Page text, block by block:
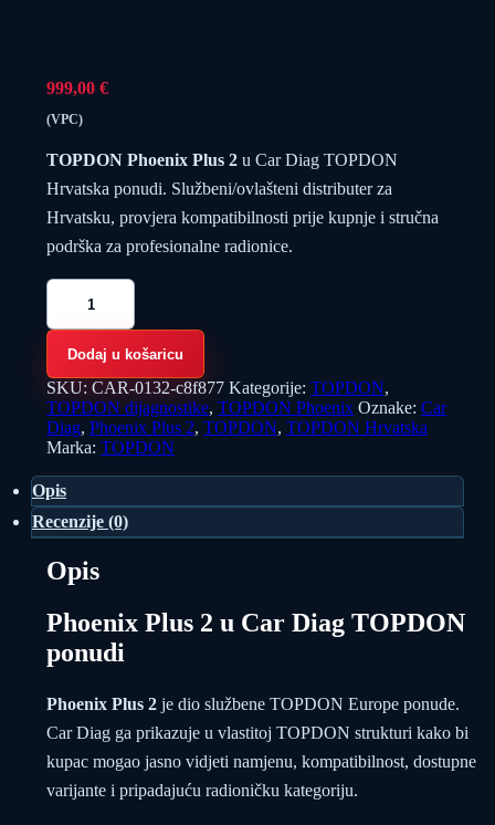
999,00 €
(VPC)
TOPDON Phoenix Plus 2 u Car Diag TOPDON
Hrvatska ponudi. Službeni/ovlašteni distributer za
Hrvatsku, provjera kompatibilnosti prije kupnje i stručna
podrška za profesionalne radionice.
TOPDON
Phoenix
Plus
Dodaj u košaricu
SKU: CAR-0132-c8f877 Kategorije: TOPDON,
TOPDON dijagnostike, TOPDON Phoenix Oznake: Car
Diag, Phoenix Plus 2, TOPDON, TOPDON Hrvatska
Marka: TOPDON
Opis
Recenzije (0)
Opis
Phoenix Plus 2 u Car Diag TOPDON
ponudi
Phoenix Plus 2 je dio službene TOPDON Europe ponude.
Car Diag ga prikazuje u vlastitoj TOPDON strukturi kako bi
kupac mogao jasno vidjeti namjenu, kompatibilnost, dostupne
varijante i pripadajuću radioničku kategoriju.